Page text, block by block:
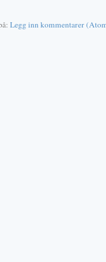
Legg inn kommentarer